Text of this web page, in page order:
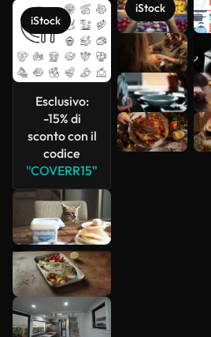
iStock
Esclusivo:
-15% di
sconto con il
codice
"COVERR15"
iStock